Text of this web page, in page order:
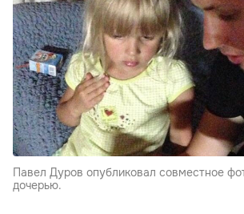
Павел Дуров опубликовал совместное
дочерью.